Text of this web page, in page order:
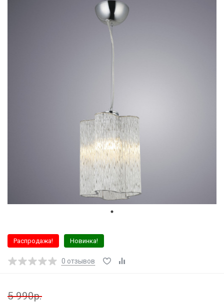
Распродажа! Новинка!
0 отзывов
5 990р.